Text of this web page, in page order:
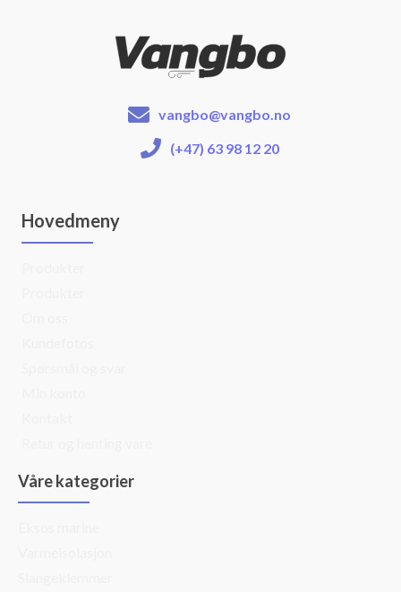
vangbo@vangbo.no
(+47) 63 98 12 20
Hovedmeny
Våre kategorier